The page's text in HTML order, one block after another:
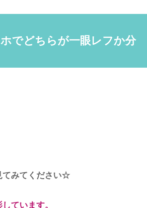
でどちらが一眼レフか分
てみてください☆
ています。